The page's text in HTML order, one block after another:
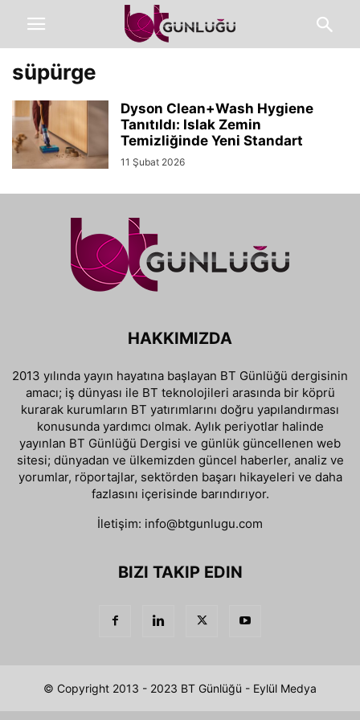
süpürge
Dyson Clean+Wash Hygiene
Tanıtıldı: Islak Zemin
Temizliğinde Yeni Standart
11 Şubat 2026
HAKKIMIZDA
2013 yılında yayın hayatına başlayan BT Günlüğü dergisinin
amacı; iş dünyası ile BT teknolojileri arasında bir köprü
kurarak kurumların BT yatırımlarını doğru yapılandırması
konusunda yardımcı olmak. Aylık periyotlar halinde
yayınlan BT Günlüğü Dergisi ve günlük güncellenen web
sitesi; dünyadan ve ülkemizden güncel haberler, analiz ve
yorumlar, röportajlar, sektörden başarı hikayeleri ve daha
fazlasını içerisinde barındırıyor.
İletişim: info@btgunlugu.com
BIZI TAKIP EDIN
© Copyright 2013 - 2023 BT Günlüğü - Eylül Medya